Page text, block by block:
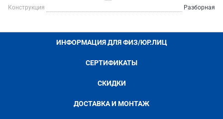
Конструкция
Разборная
ИНФОРМАЦИЯ ДЛЯ ФИЗ/ЮР.ЛИЦ
СЕРТИФИКАТЫ
СКИДКИ
ДОСТАВКА И МОНТАЖ